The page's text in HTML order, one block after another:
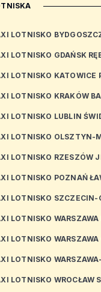
LOTNISKO
LOTNISKO GDAŃSK
LOTNISKO KATOWICE
LOTNISKO KRAKÓW
LOTNISKO LUBLIN
LOTNISKO OLSZTYN-
LOTNISKO RZESZÓW
LOTNISKO POZNAŃ
LOTNISKO SZCZECIN-
LOTNISKO
LOTNISKO WARSZAWA
LOTNISKO
LOTNISKO WROCŁAW